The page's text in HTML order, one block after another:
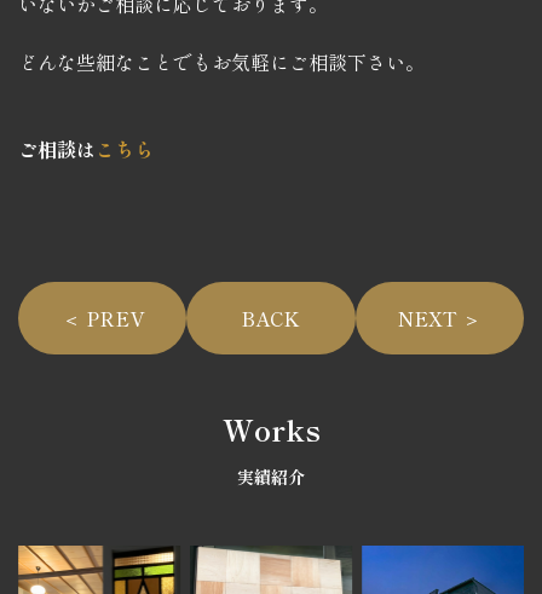
どんな些細なことでもお気軽にご相談下さい。
ご相談は こちら
＜ PREV BACK NEXT ＞
Works
実績紹介